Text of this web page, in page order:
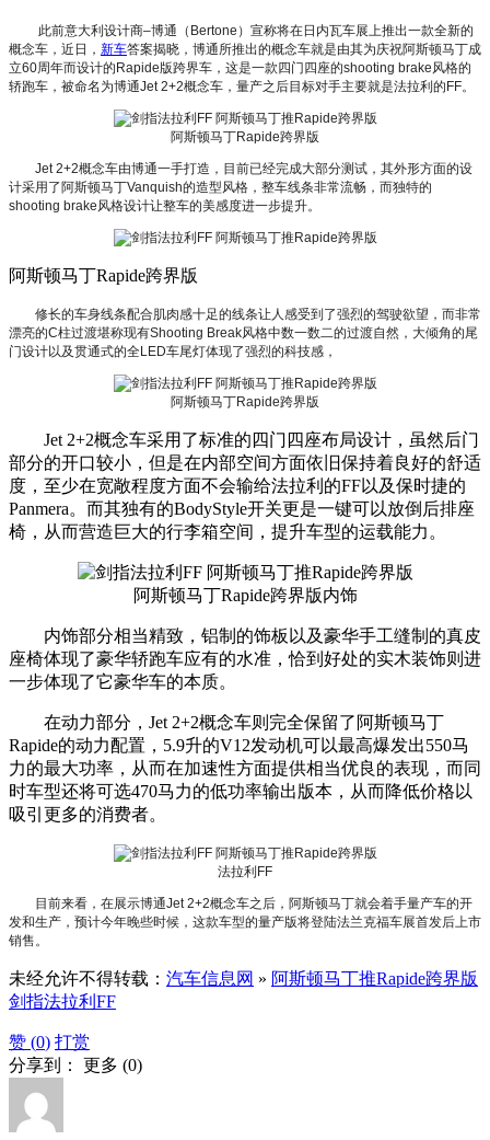
此前意大利设计商–博通（Bertone）宣称将在日内瓦车展上推出一款全新的
概念车，近日， 新车答案揭晓，博通所推出的概念车就是由其为庆祝阿斯顿马丁成
立60周年而设计的Rapide版跨界车，这是一款四门四座的shooting brake风格的
轿跑车，被命名为博通Jet 2+2概念车，量产之后目标对手主要就是法拉利的FF。
阿斯顿马丁Rapide跨界版
Jet 2+2概念车由博通一手打造，目前已经完成大部分测试，其外形方面的设
计采用了阿斯顿马丁Vanquish的造型风格，整车线条非常流畅，而独特的
shooting brake风格设计让整车的美感度进一步提升。
阿斯顿马丁Rapide跨界版
修长的车身线条配合肌肉感十足的线条让人感受到了强烈的驾驶欲望，而非常
漂亮的C柱过渡堪称现有Shooting Break风格中数一数二的过渡自然，大倾角的尾
门设计以及贯通式的全LED车尾灯体现了强烈的科技感，
阿斯顿马丁Rapide跨界版
Jet 2+2概念车采用了标准的四门四座布局设计，虽然后门
部分的开口较小，但是在内部空间方面依旧保持着良好的舒适
度，至少在宽敞程度方面不会输给法拉利的FF以及保时捷的
Panmera。而其独有的BodyStyle开关更是一键可以放倒后排座
椅，从而营造巨大的行李箱空间，提升车型的运载能力。
阿斯顿马丁Rapide跨界版内饰
内饰部分相当精致，铝制的饰板以及豪华手工缝制的真皮
座椅体现了豪华轿跑车应有的水准，恰到好处的实木装饰则进
一步体现了它豪华车的本质。
在动力部分，Jet 2+2概念车则完全保留了阿斯顿马丁
Rapide的动力配置，5.9升的V12发动机可以最高爆发出550马
力的最大功率，从而在加速性方面提供相当优良的表现，而同
时车型还将可选470马力的低功率输出版本，从而降低价格以
吸引更多的消费者。
法拉利FF
目前来看，在展示博通Jet 2+2概念车之后，阿斯顿马丁就会着手量产车的开
发和生产，预计今年晚些时候，这款车型的量产版将登陆法兰克福车展首发后上市
销售。
未经允许不得转载： 汽车信息网 » 阿斯顿马丁推Rapide跨界版
剑指法拉利FF
赞 (0) 打赏
分享到： 更多 (0)